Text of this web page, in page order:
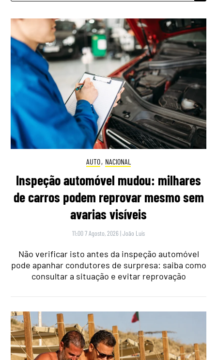
AUTO, NACIONAL
Inspeção automóvel mudou: milhares
de carros podem reprovar mesmo sem
avarias visíveis
11:00 7 Agosto, 2026 |João Luís
Não verificar isto antes da inspeção automóvel
pode apanhar condutores de surpresa: saiba como
consultar a situação e evitar reprovação